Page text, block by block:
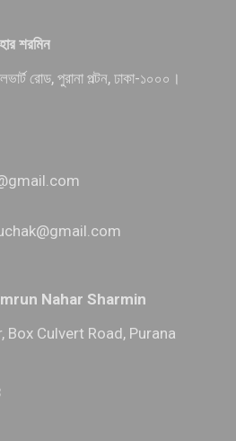
শরমিন
রোড, পুরানা পল্টন, ঢাকা-১০০০।
Nahar Sharmin
Box Culvert Road, Purana